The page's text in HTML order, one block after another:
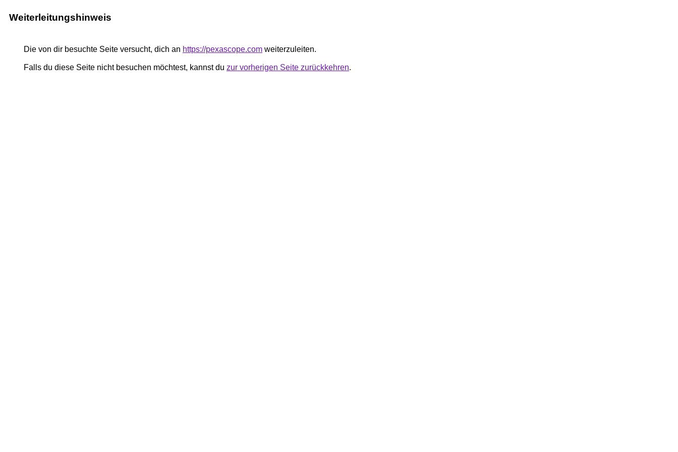
Weiterleitungshinweis
Die von dir besuchte Seite versucht, dich an https://pexascope.com weiterzuleiten.
Falls du diese Seite nicht besuchen möchtest, kannst du zur vorherigen Seite zurückkehren.